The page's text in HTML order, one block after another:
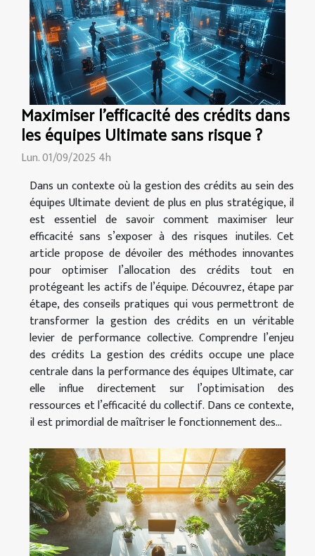
Maximiser l'efficacité des crédits dans
les équipes Ultimate sans risque ?
Lun. 01/09/2025 4h
Dans un contexte où la gestion des crédits au sein des
équipes Ultimate devient de plus en plus stratégique, il
est essentiel de savoir comment maximiser leur
efficacité sans s’exposer à des risques inutiles. Cet
article propose de dévoiler des méthodes innovantes
pour optimiser l’allocation des crédits tout en
protégeant les actifs de l’équipe. Découvrez, étape par
étape, des conseils pratiques qui vous permettront de
transformer la gestion des crédits en un véritable
levier de performance collective. Comprendre l’enjeu
des crédits La gestion des crédits occupe une place
centrale dans la performance des équipes Ultimate, car
elle influe directement sur l’optimisation des
ressources et l’efficacité du collectif. Dans ce contexte,
il est primordial de maîtriser le fonctionnement des...